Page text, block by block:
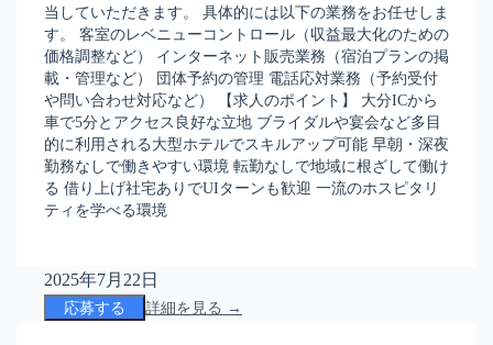
当していただきます。 具体的には以下の業務をお任せしま
す。 客室のレベニューコントロール（収益最大化のための
価格調整など） インターネット販売業務（宿泊プランの掲
載・管理など） 団体予約の管理 電話応対業務（予約受付
や問い合わせ対応など） 【求人のポイント】 大分ICから
車で5分とアクセス良好な立地 ブライダルや宴会など多目
的に利用される大型ホテルでスキルアップ可能 早朝・深夜
勤務なしで働きやすい環境 転勤なしで地域に根ざして働け
る 借り上げ社宅ありでUIターンも歓迎 一流のホスピタリ
ティを学べる環境
2025年7月22日
応募する 詳細を見る →